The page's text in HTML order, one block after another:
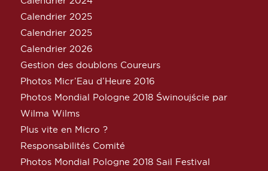
Calendrier 2025
Calendrier 2025
Calendrier 2026
Gestion des doublons Coureurs
Photos Micr’Eau d’Heure 2016
Photos Mondial Pologne 2018 Świnoujście par
Wilma Wilms
Plus vite en Micro ?
Responsabilités Comité
Photos Mondial Pologne 2018 Sail Festival